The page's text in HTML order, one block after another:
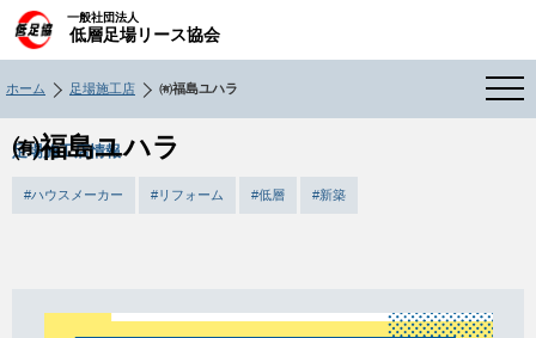
一般社団法人
低層足場リース協会
ホーム 足場施工店 ㈲福島ユハラ
足場施工店情報
㈲福島ユハラ
#ハウスメーカー #リフォーム #低層 #新築